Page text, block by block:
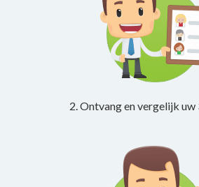
2. Ontvang en vergelijk